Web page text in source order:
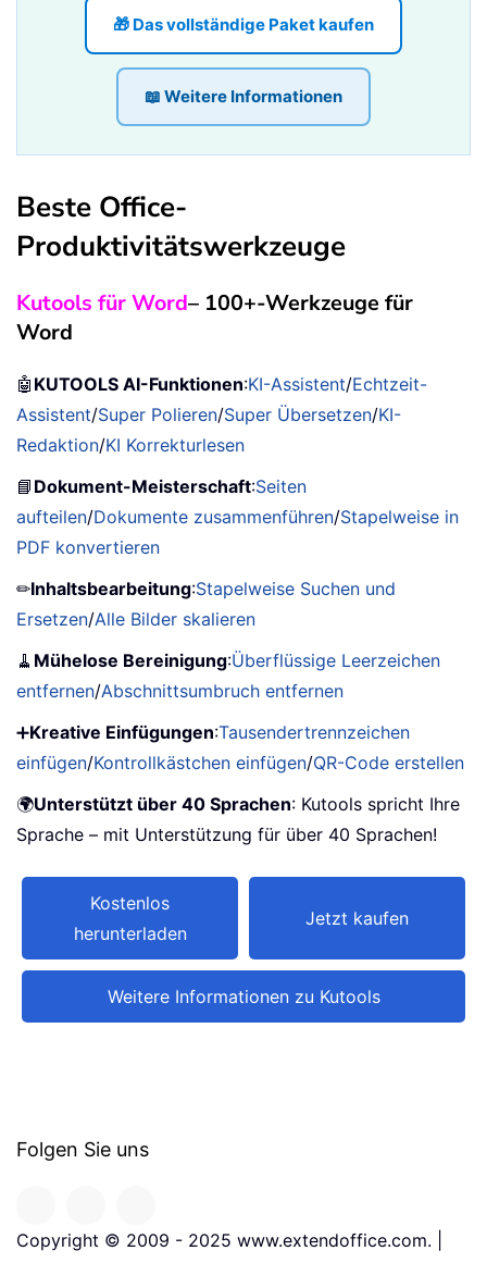
🎁 Das vollständige Paket kaufen
📖 Weitere Informationen
Beste Office-
Produktivitätswerkzeuge
Kutools für Word– 100+-Werkzeuge für
Word
🤖 KUTOOLS AI-Funktionen:KI-Assistent/Echtzeit-
Assistent/Super Polieren/Super Übersetzen/KI-
Redaktion/KI Korrekturlesen
📘 Dokument-Meisterschaft:Seiten
aufteilen/Dokumente zusammenführen/Stapelweise in
PDF konvertieren
✏Inhaltsbearbeitung:Stapelweise Suchen und
Ersetzen/Alle Bilder skalieren
🧹 Mühelose Bereinigung:Überflüssige Leerzeichen
entfernen/Abschnittsumbruch entfernen
➕Kreative Einfügungen:Tausendertrennzeichen
einfügen/Kontrollkästchen einfügen/QR-Code erstellen
🌍Unterstützt über 40 Sprachen: Kutools spricht Ihre
Sprache – mit Unterstützung für über 40 Sprachen!
Kostenlos
herunterladen
Jetzt kaufen
Weitere Informationen zu Kutools
Folgen Sie uns
Copyright © 2009 - 2025 www.extendoffice.com. |